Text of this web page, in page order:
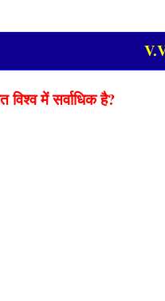
में सर्वाधिक है?